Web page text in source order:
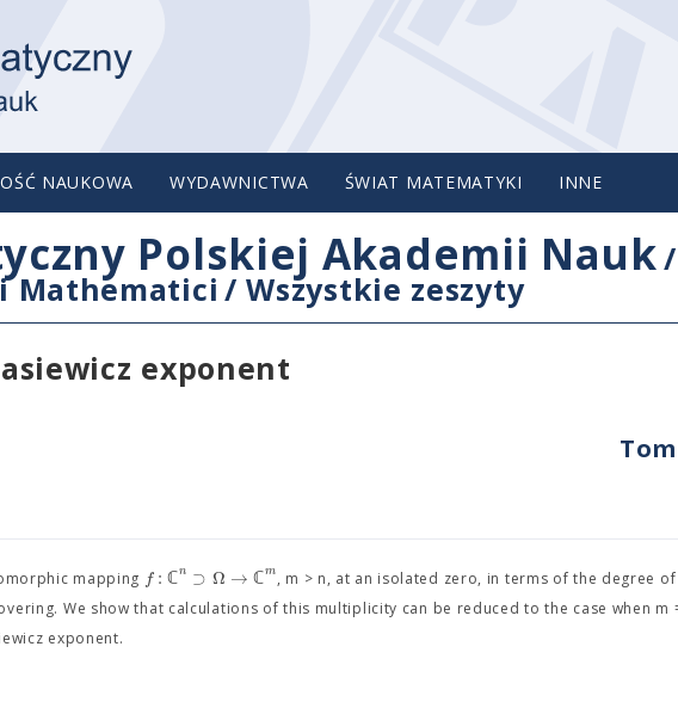
NAUKOWA WYDAWNICTWA ŚWIAT MATEMATYKI INNE
Polskiej Akademii Nauk/
Mathematici /Wszystkie zeszyty
exponent
mapping f : ℂn ⊃ Ω → ℂm, m > n, at an isolated zero, in terms of the degree
We show that calculations of this multiplicity can be reduced to the case when m
exponent.